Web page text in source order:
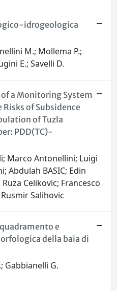
idrogeologica
M.; Mollema P.;
E.; Savelli D.
a Monitoring System
of Subsidence
of Tuzla
PDD(TC)-
Marco Antonellini; Luigi
Abdulah BASIC; Edin
Celikovic; Francesco
Salihovic
e
della baia di
Gabbianelli G.